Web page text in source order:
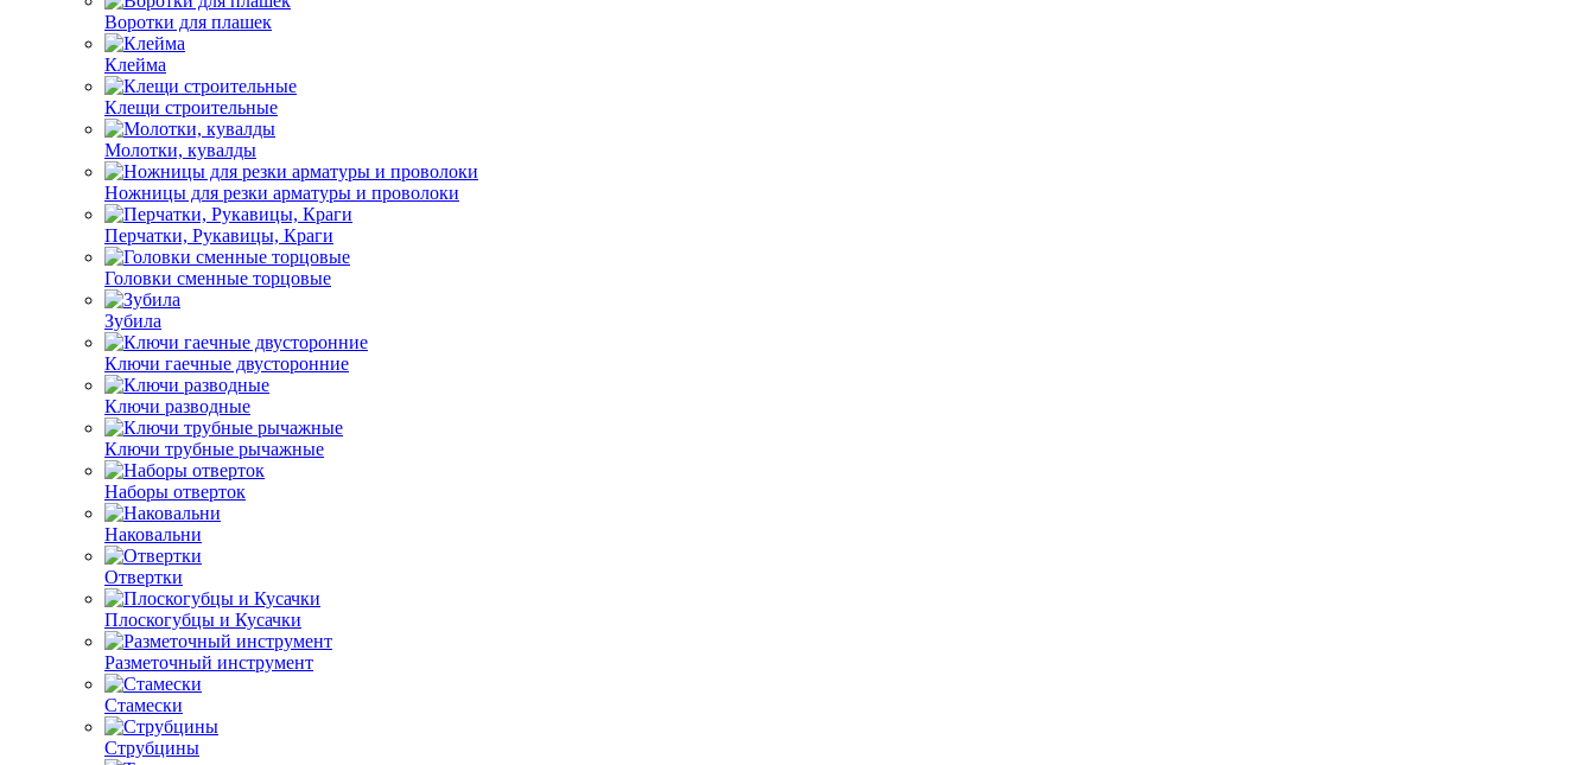
Воротки для плашек
Клейма
Клещи строительные
Молотки, кувалды
Ножницы для резки арматуры и проволоки
Перчатки, Рукавицы, Краги
Головки сменные торцовые
Зубила
Ключи гаечные двусторонние
Ключи разводные
Ключи трубные рычажные
Наборы отверток
Наковальни
Отвертки
Плоскогубцы и Кусачки
Разметочный инструмент
Стамески
Струбцины